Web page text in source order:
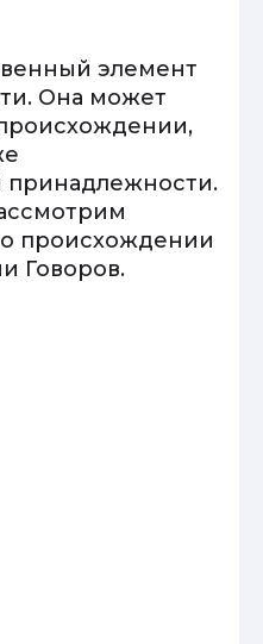
элемент
Она может
принадлежности.
происхождении
Говоров.